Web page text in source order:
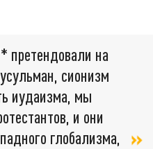
претендовали на
сионизм
иудаизма, мы
и они
глобализма,